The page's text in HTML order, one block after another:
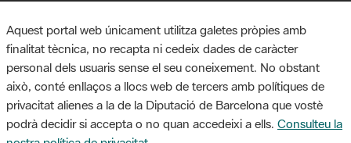
Bústia de suggeriments
Opineu sobre els parcs
MAPA WEB AVÍS LEGAL ACCESSIBILITAT
Aquest portal web únicament utilitza galetes pròpies amb
finalitat tècnica, no recapta ni cedeix dades de caràcter
personal dels usuaris sense el seu coneixement. No obstant
això, conté enllaços a llocs web de tercers amb polítiques de
privacitat alienes a la de la Diputació de Barcelona que vostè
podrà decidir si accepta o no quan accedeixi a ells. Consulteu la